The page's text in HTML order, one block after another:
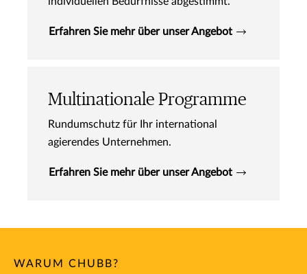
Erfahren Sie mehr über unser Angebot
Multinationale Programme
Rundumschutz für Ihr international
agierendes Unternehmen.
Erfahren Sie mehr über unser Angebot
WARUM CHUBB?